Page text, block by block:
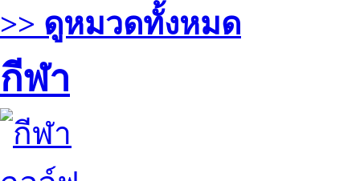
>> ดูหมวดทั้งหมด
กีฬา